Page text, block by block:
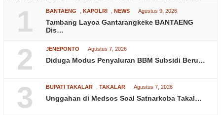
1 BANTAENG KAPOLRI NEWS Agustus 9, 2026
Tambang Layoa Gantarangkeke BANTAENG
Dis…
2 JENEPONTO Agustus 7, 2026
Diduga Modus Penyaluran BBM Subsidi Beru…
3 BUPATI TAKALAR TAKALAR Agustus 7, 2026
Unggahan di Medsos Soal Satnarkoba Takal…